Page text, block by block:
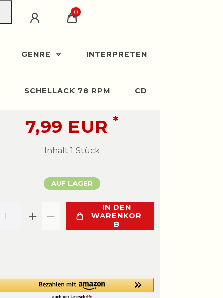
0
GENRE INTERPRETEN
SCHELLACK 78 RPM CD
7,99 EUR *
Inhalt 1 Stück
AUF LAGER
IN DEN
WARENKOR
B